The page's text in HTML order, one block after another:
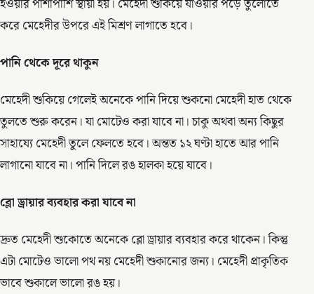
হওয়ার পাশাপাশি স্থায়ী হয়। মেহেদী শুকিয়ে যাওয়ার পড়ে তুলোতে
করে মেহেদীর উপরে এই মিশ্রণ লাগাতে হবে।
পানি থেকে দূরে থাকুন
মেহেদী শুকিয়ে গেলেই অনেকে পানি দিয়ে শুকনো মেহেদী হাত থেকে
তুলতে শুরু করেন। যা মোটেও করা যাবে না। চাকু অথবা অন্য কিছুর
সাহায্যে মেহেদী তুলে ফেলতে হবে। অন্তত ১২ ঘণ্টা হাতে আর পানি
লাগানো যাবে না। পানি দিলে রঙ হালকা হয়ে যাবে।
ব্লো ড্রায়ার ব্যবহার করা যাবে না
দ্রুত মেহেদী শুকোতে অনেকে ব্লো ড্রায়ার ব্যবহার করে থাকেন। কিন্তু
এটা মোটেও ভালো পথ নয় মেহেদী শুকানোর জন্য। মেহেদী প্রাকৃতিক
ভাবে শুকালে ভালো রঙ হয়।